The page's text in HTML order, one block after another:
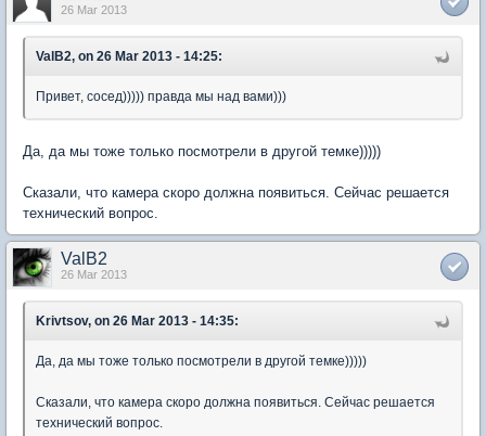
26 Mar 2013
ValB2, on 26 Mar 2013 - 14:25:
Привет, сосед))))) правда мы над вами)))
Да, да мы тоже только посмотрели в другой темке)))))
Сказали, что камера скоро должна появиться. Сейчас решается
технический вопрос.
ValB2
26 Mar 2013
Krivtsov, on 26 Mar 2013 - 14:35:
Да, да мы тоже только посмотрели в другой темке)))))
Сказали, что камера скоро должна появиться. Сейчас решается
технический вопрос.